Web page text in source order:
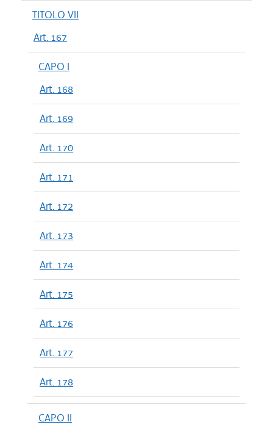
TITOLO VII
Art. 167
CAPO I
Art. 168
Art. 169
Art. 170
Art. 171
Art. 172
Art. 173
Art. 174
Art. 175
Art. 176
Art. 177
Art. 178
CAPO II